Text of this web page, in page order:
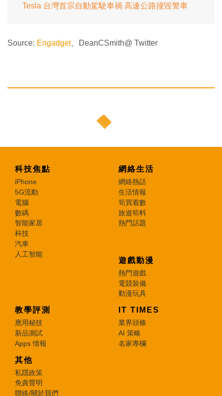
Tesla 台灣首宗自動駕駛車禍 高速公路撞毀警車
Source: Engadget、DeanCSmith@ Twitter
科技焦點
iPhone
5G流動
電腦
數碼
智能家居
科技
汽車
人工智能
網絡生活
網絡熱話
生活情報
筍買着數
旅遊筍料
熱門話題
遊戲動漫
熱門遊戲
電競裝備
動漫玩具
教學評測
應用秘技
新品測試
Apps 情報
IT TIMES
業界頭條
AI 策略
名家專欄
其他
私隱政策
免責聲明
聯絡/關於我們